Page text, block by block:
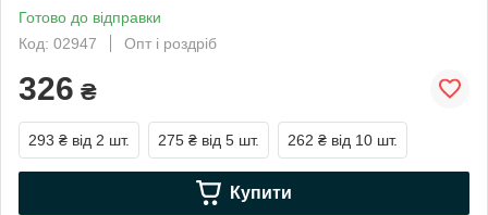
Готово до відправки
Код: 02947
Опт і роздріб
326 ₴
293 ₴ від 2 шт. 275 ₴ від 5 шт. 262 ₴ від 10 шт.
Купити